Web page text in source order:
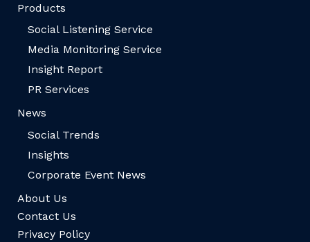
Products
Social Listening Service
Media Monitoring Service
Insight Report
PR Services
News
Social Trends
Insights
Corporate Event News
About Us
Contact Us
Privacy Policy